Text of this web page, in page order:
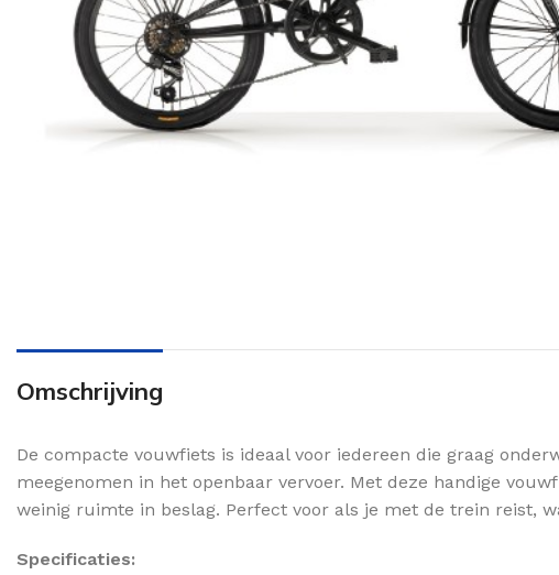
Omschrijving
De compacte vouwfiets is ideaal voor iedereen die graag
meegenomen in het openbaar vervoer. Met deze handige
weinig ruimte in beslag. Perfect voor als je met de trein reist,
Specificaties: